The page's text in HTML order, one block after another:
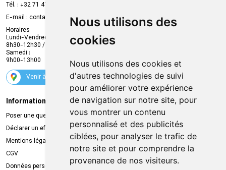
Nous utilisons des
cookies
Nous utilisons des cookies et
d'autres technologies de suivi
pour améliorer votre expérience
de navigation sur notre site, pour
vous montrer un contenu
personnalisé et des publicités
ciblées, pour analyser le trafic de
notre site et pour comprendre la
provenance de nos visiteurs.
Tél. : +32 71 41 32 10
E-mail : contact
mvapharma.be
Horaires
Lundi-Vendredi :
8h30-12h30 / 13h30-18h30
Samedi :
9h00-13h00
Venir à la pharmacie
Compte professionnel
Envoi d’ordonnance
Suivez-nous
Informations légales
Poser une question
Déclarer un effet indésirable
Mentions légales
CGV
Données personnelles
Livraison
Retrait à la pharmacie
Livraison chez vous
Livraison dans un Point Relais